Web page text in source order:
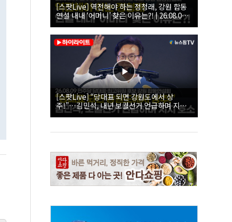
[스팟Live] 역전해야 하는 정청래, 강원 합동
연설 내내 ‘어머니’ 찾은 이유는?! | 26.08.09
더불어민주당 당대표·최고위원 후보 강원 합
동연설회
[스팟Live] “당대표 되면 강원도에서 상
주!”…김민석, 내년 보궐선거 언급하며 지지
호소 | 26.08.09 더불어민주당 당대표·최고위